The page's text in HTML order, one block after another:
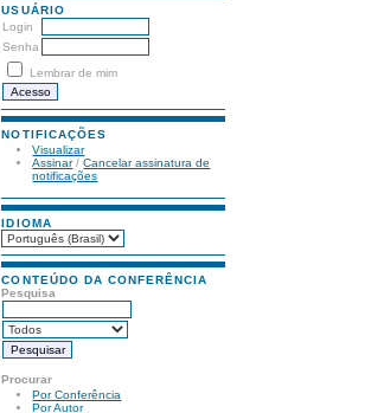
USUÁRIO
Login
Senha
Lembrar de mim
NOTIFICAÇÕES
Visualizar
Assinar/Cancelar assinatura de
notificações
IDIOMA
CONTEÚDO DA CONFERÊNCIA
Pesquisa
Procurar
Por Conferência
Por Autor